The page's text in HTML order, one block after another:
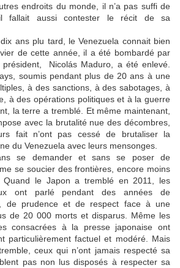
endroits du monde, il n’a pas suffi de
fallait aussi contester le récit de sa
ans plu tard, le Venezuela connait bien
de cette année, il a été bombardé par
Nicolás Maduro, a été enlevé.
soumis pendant plus de 20 ans à une
à des sanctions, à des sabotages, à
à des opérations politiques et à la guerre
la terre a tremblé. Et même maintenant,
avec la brutalité nue des décombres,
fait n’ont pas cessé de brutaliser la
du Venezuela avec leurs mensonges.
se demander et sans se poser de
se soucier des frontières, encore moins
Quand le Japon a tremblé en 2011, les
ont parlé pendant des années de
de prudence et de respect face à une
de 20 000 morts et disparus. Même les
consacrées à la presse japonaise ont
particulièrement factuel et modéré. Mais
ceux qui n’ont jamais respecté sa
pas non lus disposés à respecter sa